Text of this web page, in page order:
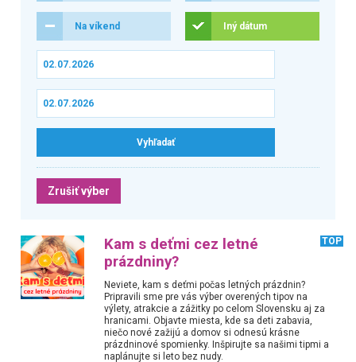
Na víkend Iný dátum
Zrušiť výber
Kam s deťmi cez letné
prázdniny?
TOP
Neviete, kam s deťmi počas letných prázdnin?
Pripravili sme pre vás výber overených tipov na
výlety, atrakcie a zážitky po celom Slovensku aj za
hranicami. Objavte miesta, kde sa deti zabavia,
niečo nové zažijú a domov si odnesú krásne
prázdninové spomienky. Inšpirujte sa našimi tipmi a
naplánujte si leto bez nudy.